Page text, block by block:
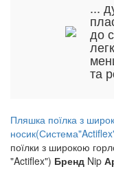
...
до
та
Пляшка поїлка з
поїлки з широкою
"Actiflex") Бренд Nip